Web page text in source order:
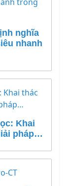
nghĩa
nhanh
Khai
pháp…